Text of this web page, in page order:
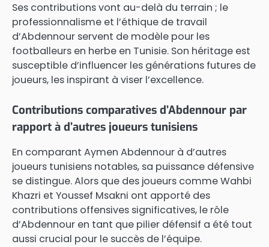
Ses contributions vont au-delà du terrain ; le
professionnalisme et l’éthique de travail
d’Abdennour servent de modèle pour les
footballeurs en herbe en Tunisie. Son héritage est
susceptible d’influencer les générations futures de
joueurs, les inspirant à viser l’excellence.
Contributions comparatives d’Abdennour par
rapport à d’autres joueurs tunisiens
En comparant Aymen Abdennour à d’autres
joueurs tunisiens notables, sa puissance défensive
se distingue. Alors que des joueurs comme Wahbi
Khazri et Youssef Msakni ont apporté des
contributions offensives significatives, le rôle
d’Abdennour en tant que pilier défensif a été tout
aussi crucial pour le succès de l’équipe.